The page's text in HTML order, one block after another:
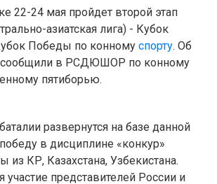
22-24 мая пройдет второй этап
азиатская лига) - Кубок
Победы по конному спорту. Об
сообщили в РСДЮШОР по конному
пятиборью.
развернутся на базе данной
в дисциплине «конкур»
из КР, Казахстана, Узбекистана.
участие представителей России и